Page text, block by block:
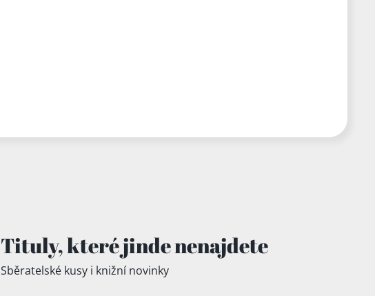
Tituly,které jindenenajdete
Sběratelské kusy i knižní novinky